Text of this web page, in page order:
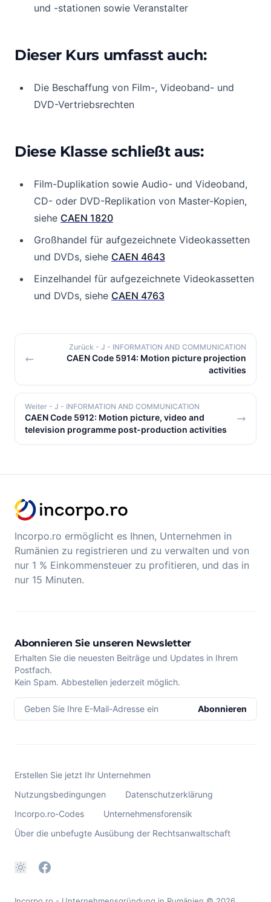
und -stationen sowie Veranstalter
Dieser Kurs umfasst auch:
Die Beschaffung von Film-, Videoband- und
DVD-Vertriebsrechten
Diese Klasse schließt aus:
Film-Duplikation sowie Audio- und Videoband,
CD- oder DVD-Replikation von Master-Kopien,
siehe CAEN 1820
Großhandel für aufgezeichnete Videokassetten
und DVDs, siehe CAEN 4643
Einzelhandel für aufgezeichnete Videokassetten
und DVDs, siehe CAEN 4763
Zurück - J - INFORMATION AND COMMUNICATION
CAEN Code 5914: Motion picture projection
activities
Weiter - J - INFORMATION AND COMMUNICATION
CAEN Code 5912: Motion picture, video and
television programme post-production activities
Incorpo.ro ermöglicht es Ihnen, Unternehmen in
Rumänien zu registrieren und zu verwalten und von
nur 1 % Einkommensteuer zu profitieren, und das in
nur 15 Minuten.
Abonnieren Sie unseren Newsletter
Erhalten Sie die neuesten Beiträge und Updates in Ihrem
Postfach.
Kein Spam. Abbestellen jederzeit möglich.
Geben Sie Ihre E-Mail-Adresse ein Abonnieren
Erstellen Sie jetzt Ihr Unternehmen
Nutzungsbedingungen
Datenschutzerklärung
Incorpo.ro-Codes
Unternehmensforensik
Über die unbefugte Ausübung der Rechtsanwaltschaft